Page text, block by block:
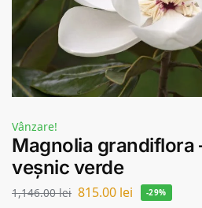
Vânzare!
Magnolia grandiflora
veșnic verde
1,146.00lei 815.00 lei -29%